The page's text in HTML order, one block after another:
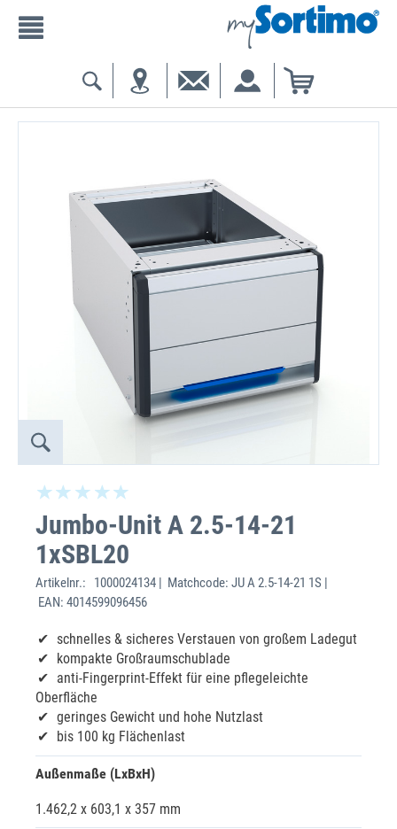
Jumbo-Unit A 2.5-14-21
1xSBL20
Artikelnr.:
1000024134 | Matchcode: JU A 2.5-14-21 1S |
EAN: 4014599096456
schnelles & sicheres Verstauen von großem Ladegut
kompakte Großraumschublade
anti-Fingerprint-Effekt für eine pflegeleichte
Oberfläche
geringes Gewicht und hohe Nutzlast
bis 100 kg Flächenlast
Außenmaße (LxBxH)
1.462,2 x 603,1 x 357 mm